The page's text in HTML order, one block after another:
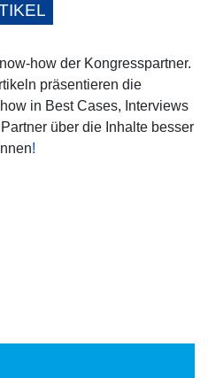
how der Kongresspartner.
präsentieren die
in Best Cases, Interviews
über die Inhalte besser
!